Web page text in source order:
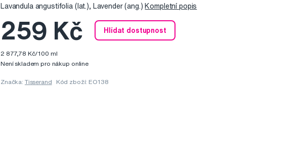
Lavandula angustifolia (lat.), Lavender (ang.) Kompletní popis
259 Kč Hlídat dostupnost
2 877,78 Kč/100 ml
Není skladem pro nákup online
Značka: Tisserand Kód zboží: EO138